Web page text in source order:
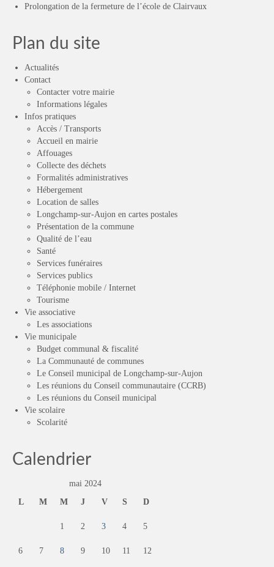
Prolongation de la fermeture de l’école de Clairvaux
Plan du site
Actualités
Contact
Contacter votre mairie
Informations légales
Infos pratiques
Accès / Transports
Accueil en mairie
Affouages
Collecte des déchets
Formalités administratives
Hébergement
Location de salles
Longchamp-sur-Aujon en cartes postales
Présentation de la commune
Qualité de l’eau
Santé
Services funéraires
Services publics
Téléphonie mobile / Internet
Tourisme
Vie associative
Les associations
Vie municipale
Budget communal & fiscalité
La Communauté de communes
Le Conseil municipal de Longchamp-sur-Aujon
Les réunions du Conseil communautaire (CCRB)
Les réunions du Conseil municipal
Vie scolaire
Scolarité
Calendrier
mai 2024
L
M M J V S D
1 2 3 4 5
6 7 8 9 10 11 12